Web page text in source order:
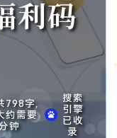
利码
798字,
约需要
钟
搜索
引擎
已收
录